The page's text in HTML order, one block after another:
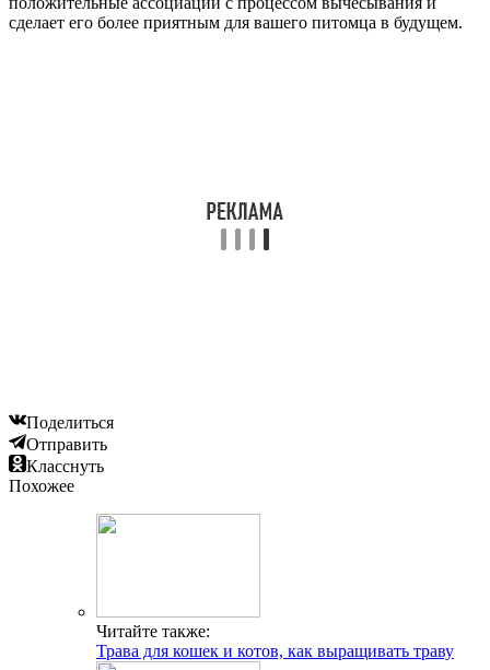
сделает его более приятным для вашего питомца в будущем.
Поделиться
Отправить
Класснуть
Похожее
Читайте также:
Трава для кошек и котов, как выращивать траву